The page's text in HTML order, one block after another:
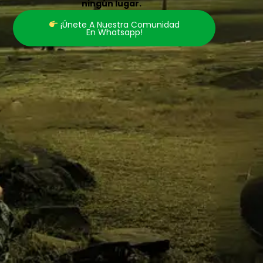
ningún lugar.
¡únete A Nuestra Comunidad
En Whatsapp!